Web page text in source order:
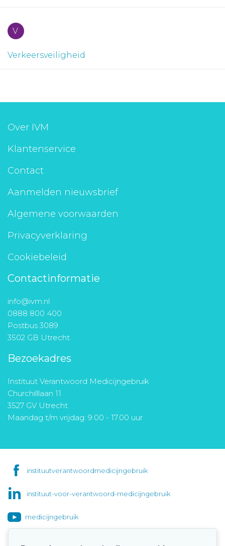
V
Verkeersveiligheid
Over IVM
Klantenservice
Contact
Aanmelden nieuwsbrief
Algemene voorwaarden
Privacyverklaring
Cookiebeleid
Contactinformatie
info@ivm.nl
0888 800 400
Postbus 3089
3502 GB Utrecht
Bezoekadres
Instituut Verantwoord Medicijngebruik
Churchilllaan 11
3527 GV Utrecht
Maandag t/m vrijdag: 9.00 - 17.00 uur
instituutverantwoordmedicijngebruik
instituut-voor-verantwoord-medicijngebruik
medicijngebruik